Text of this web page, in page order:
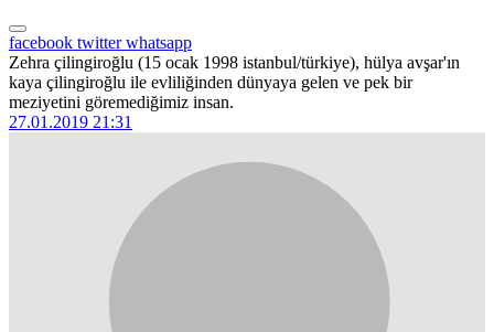
facebook twitterwhatsapp
Zehra çilingiroğlu (15 ocak 1998 istanbul/türkiye), hülya avşar'ın
kaya çilingiroğlu ile evliliğinden dünyaya gelen ve pek bir
meziyetini göremediğimiz insan.
27.01.2019 21:31